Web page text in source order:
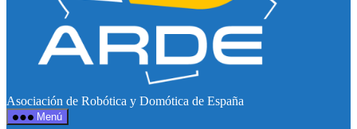
Asociación de Robótica y Domótica de España
Menú